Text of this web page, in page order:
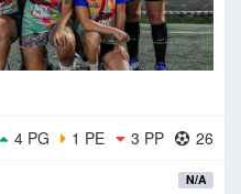
26
3 PP
1 PE
4 PG
N/A